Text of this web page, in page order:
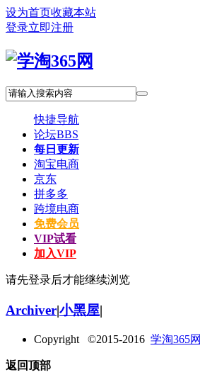
设为首页收藏本站
登录立即注册
快捷导航
论坛BBS
每日更新
淘宝电商
京东
拼多多
跨境电商
免费会员
VIP试看
加入VIP
请先登录后才能继续浏览
Archiver|小黑屋|
Copyright ©2015-2016 学淘365网
返回顶部